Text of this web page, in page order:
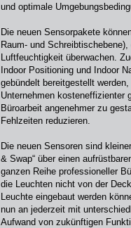
und optimale
Die neuen Sensorpakete
Raum- und
Luftfeuchtigkeit überwachen.
Indoor Positioning und Indoor
gebündelt bereitgestellt
Unternehmen kosteneffizienter
Büroarbeit angenehmer zu
Fehlzeiten reduzieren.
Die neuen Sensoren sind
& Swap“ über einen
ganzen Reihe professioneller
die Leuchten nicht von der
Leuchte eingebaut werden
nun an jederzeit mit
Aufwand von zukünftigen